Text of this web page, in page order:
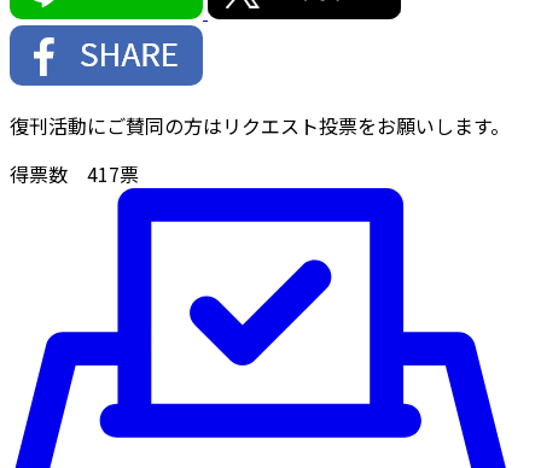
復刊活動にご賛同の方はリクエスト投票をお願いします。
得票数 417票